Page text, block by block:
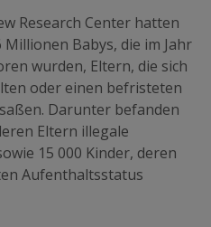
Research Center hatten
Babys, die im Jahr
wurden, Eltern, die sich
oder einen befristeten
Darunter befanden
Eltern illegale
15 000 Kinder, deren
Aufenthaltsstatus